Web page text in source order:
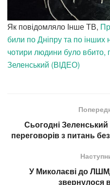
Як повідомляло Інше ТВ,
били по Дніпру та по інших
чотири людини було вбито,
Зеленський (ВІДЕО)
Сьогодні
переговорів з питань
У Миколаєві до
звернулося